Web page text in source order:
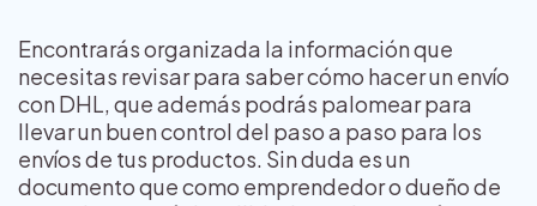
Encontrarás organizada la información que
necesitas revisar para saber cómo hacer un envío
con DHL, que además podrás palomear para
llevar un buen control del paso a paso para los
envíos de tus productos. Sin duda es un
documento que como emprendedor o dueño de